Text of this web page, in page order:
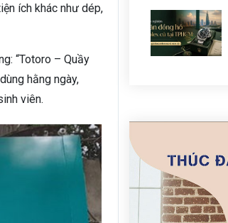
ích khác như dép,
“Totoro – Quầy
hằng ngày,
viên.